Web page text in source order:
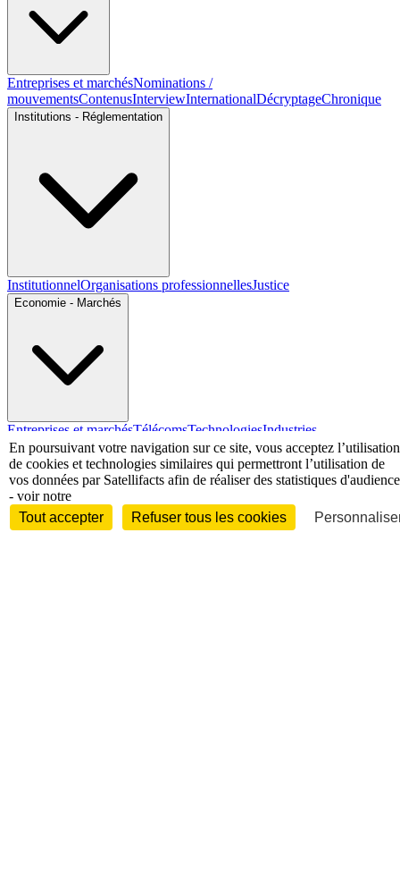
Entreprises et marchésNominations /
mouvementsContenusInterviewInternationalDécryptageChronique
Institutions - Réglementation
InstitutionnelOrganisations professionnellesJustice
Economie - Marchés
Entreprises et marchésTélécomsTechnologiesIndustries
techniquesDiversifications
International
En poursuivant votre navigation sur ce site, vous acceptez l’utilisation
de cookies et technologies similaires qui permettront l’utilisation de
vos données par Satellifacts afin de réaliser des statistiques d'audience
- voir notre
Tout accepter
Refuser tous les cookies